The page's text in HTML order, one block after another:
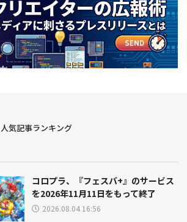
人気記事ランキング
コロプラ、『フェスバ+』のサービス
を2026年11月11日をもって終了
2026.08.04 16:56